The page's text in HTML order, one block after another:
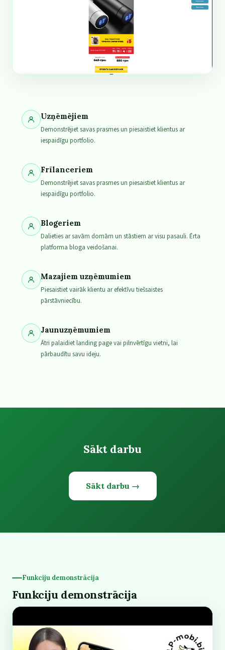
Uzņēmējiem
Demonstrējiet savas prasmes un piesaistiet klientus ar
iespaidīgu portfolio.
Frīlanceriem
Demonstrējiet savas prasmes un piesaistiet klientus ar
iespaidīgu portfolio.
Blogeriem
Dalieties ar savām domām un stāstiem ar visu pasauli. Ērta
platforma bloga veidošanai.
Mazajiem uzņēmumiem
Piesaistiet vairāk klientu ar efektīvu tiešsaistes
pārstāvniecību.
Jaunuzņēmumiem
Ātri palaidiet landing page vai pilnvērtīgu vietni, lai
pārbaudītu savu ideju.
Sākt darbu
Sākt darbu →
Funkciju demonstrācija
Funkciju demonstrācija